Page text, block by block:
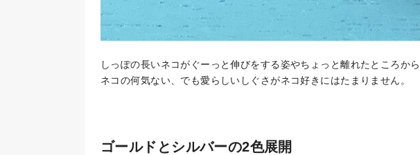
しっぽの長いネコがぐーっと伸びをする姿やちょっと離れたところか
ネコの何気ない、でも愛らしいしぐさがネコ好きにはたまりません。
ゴールドとシルバーの2色展開